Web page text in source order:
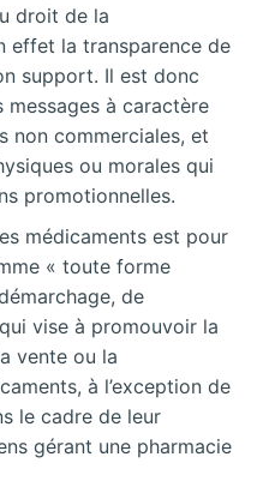
droit de la
effet la transparence de
support. Il est donc
à caractère
non commerciales, et
ou morales qui
promotionnelles.
médicaments est pour
« toute forme
de
vise à promouvoir la
vente ou la
à l’exception de
le cadre de leur
gérant une pharmacie